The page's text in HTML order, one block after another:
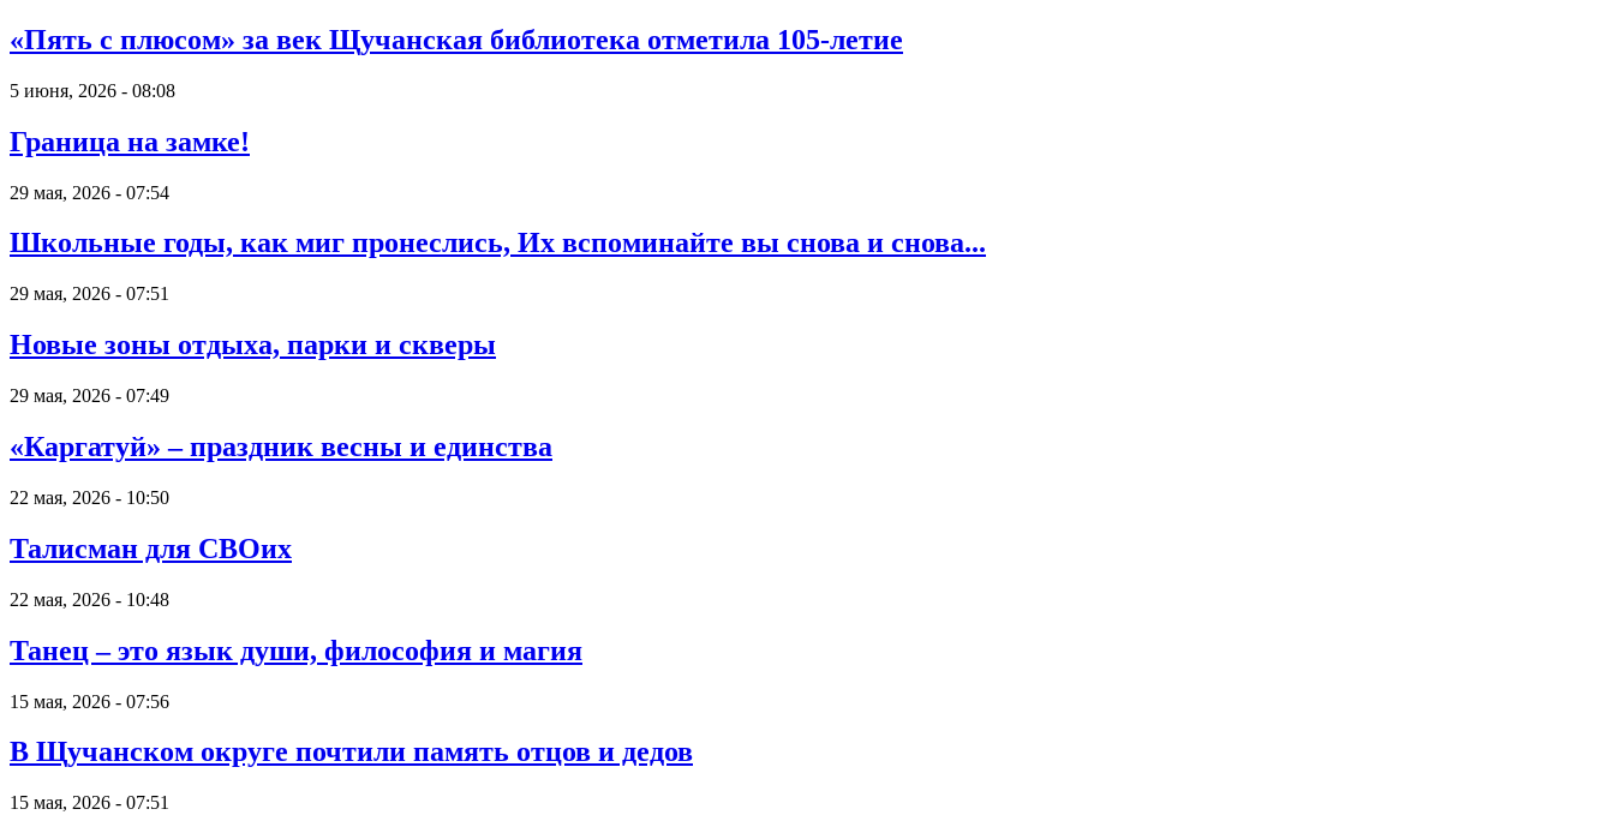
«Пять с плюсом» за век Щучанская библиотека отметила 105-летие
5 июня, 2026 - 08:08
Граница на замке!
29 мая, 2026 - 07:54
Школьные годы, как миг пронеслись, Их вспоминайте вы снова и снова...
29 мая, 2026 - 07:51
Новые зоны отдыха, парки и скверы
29 мая, 2026 - 07:49
«Каргатуй» – праздник весны и единства
22 мая, 2026 - 10:50
Талисман для СВОих
22 мая, 2026 - 10:48
Танец – это язык души, философия и магия
15 мая, 2026 - 07:56
В Щучанском округе почтили память отцов и дедов
15 мая, 2026 - 07:51